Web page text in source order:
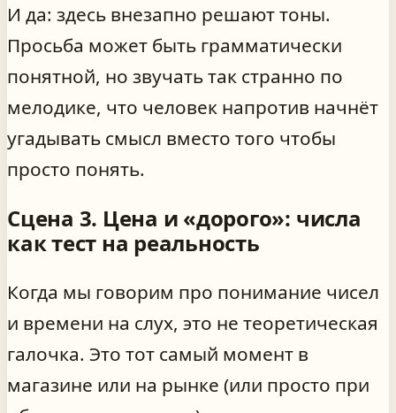
И да: здесь внезапно решают тоны.
Просьба может быть грамматически
понятной, но звучать так странно по
мелодике, что человек напротив начнёт
угадывать смысл вместо того чтобы
просто понять.
Сцена 3. Цена и «дорого»: числа
как тест на реальность
Когда мы говорим про понимание чисел
и времени на слух, это не теоретическая
галочка. Это тот самый момент в
магазине или на рынке (или просто при